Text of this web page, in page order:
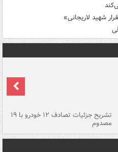
شهید لاریجانی»
تشریح جزئیات تصادف ۱۲ خودرو با ۱۹
مصدوم